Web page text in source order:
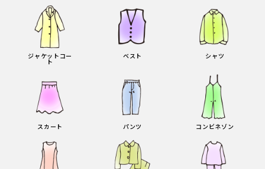
ジャケットコー
ト
ベスト シャツ
スカート パンツ コンビネゾン